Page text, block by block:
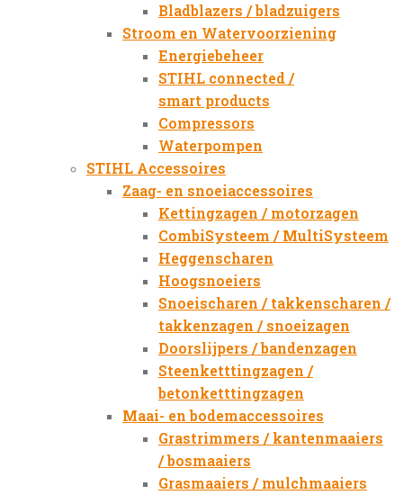
Bladblazers / bladzuigers
Stroom en Watervoorziening
Energiebeheer
STIHL connected /
smart products
Compressors
Waterpompen
STIHL Accessoires
Zaag- en snoeiaccessoires
Kettingzagen / motorzagen
CombiSysteem / MultiSysteem
Heggenscharen
Hoogsnoeiers
Snoeischaren / takkenscharen /
takkenzagen / snoeizagen
Doorslijpers / bandenzagen
Steenketttingzagen /
betonketttingzagen
Maai- en bodemaccessoires
Grastrimmers / kantenmaaiers
/ bosmaaiers
Grasmaaiers / mulchmaaiers